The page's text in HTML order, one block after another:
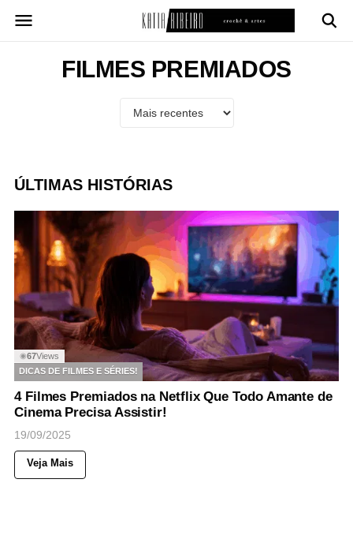
para
FILMES PREMIADOS
ÚLTIMAS HISTÓRIAS
◉67Views
DICAS DE FILMES E SÉRIES!
4 Filmes Premiados na Netflix Que Todo Amante de
Cinema Precisa Assistir!
19/09/2025
Veja Mais